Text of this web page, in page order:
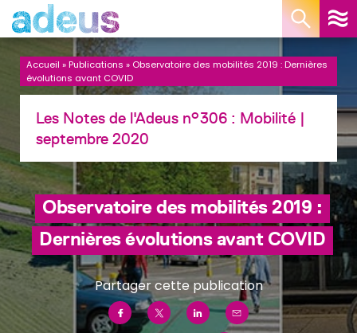
Accueil »Publications » Observatoire des mobilités 2019 : Dernières
évolutions avant COVID
Les Notes de l'Adeus n°306 : Mobilité |
septembre 2020
Observatoire des mobilités 2019 :
Dernières évolutions avant COVID
Partager cette publication
Panneau de gestion des cookies